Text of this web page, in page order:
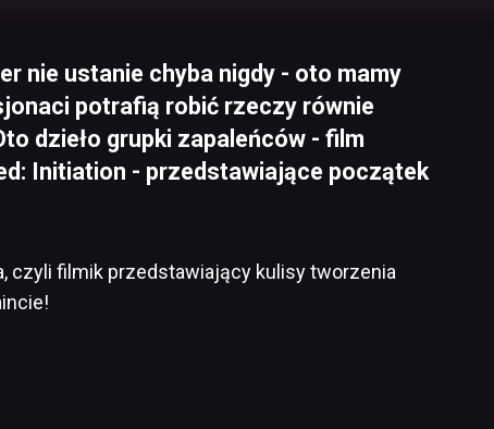
nie ustanie chyba nigdy - oto mamy
potrafią robić rzeczy równie
dzieło grupki zapaleńców - film
Initiation - przedstawiające początek
czyli filmik przedstawiający kulisy tworzenia